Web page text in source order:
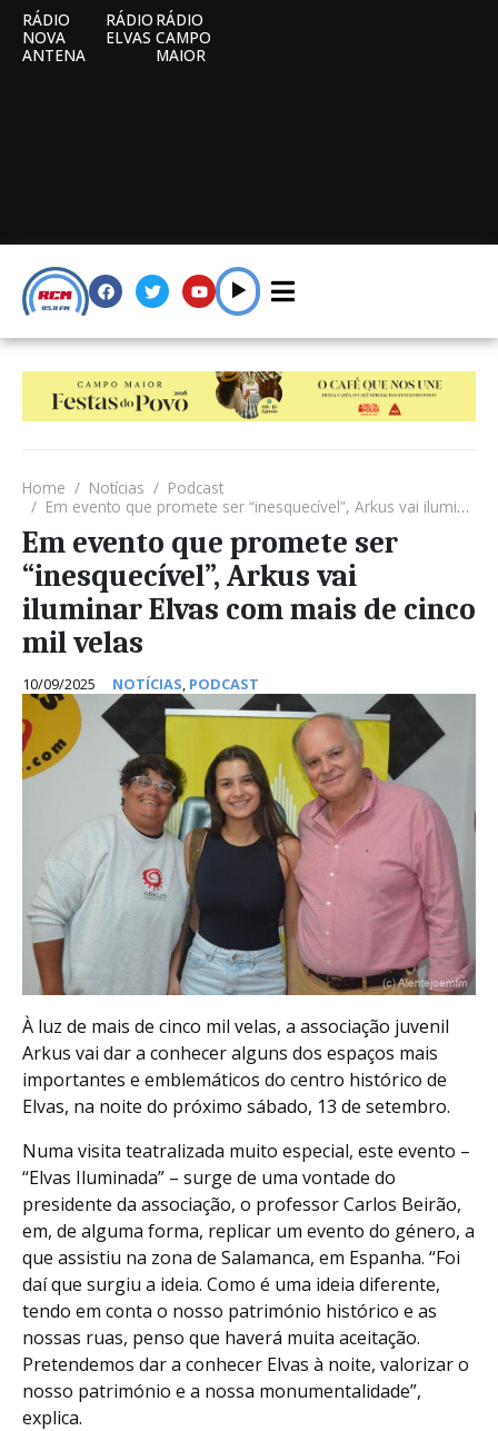
RÁDIO
NOVA
ANTENA
RÁDIO
ELVAS
RÁDIO
CAMPO
MAIOR
Home Notícias
Podcast
Em evento que promete ser “inesquecível”, Arkus vai iluminar Elvas com mais de cinco mil velas
Em evento que promete ser
“inesquecível”, Arkus vai
iluminar Elvas com mais de cinco
mil velas
10/09/2025 NOTÍCIAS, PODCAST
À luz de mais de cinco mil velas, a associação juvenil
Arkus vai dar a conhecer alguns dos espaços mais
importantes e emblemáticos do centro histórico de
Elvas, na noite do próximo sábado, 13 de setembro.
Numa visita teatralizada muito especial, este evento –
“Elvas Iluminada” – surge de uma vontade do
presidente da associação, o professor Carlos Beirão,
em, de alguma forma, replicar um evento do género, a
que assistiu na zona de Salamanca, em Espanha. “Foi
daí que surgiu a ideia. Como é uma ideia diferente,
tendo em conta o nosso património histórico e as
nossas ruas, penso que haverá muita aceitação.
Pretendemos dar a conhecer Elvas à noite, valorizar o
nosso património e a nossa monumentalidade”,
explica.